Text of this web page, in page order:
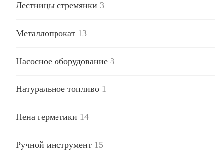
Лестницы стремянки 3
Металлопрокат 13
Насосное оборудование 8
Натуральное топливо 1
Пена герметики 14
Ручной инструмент 15